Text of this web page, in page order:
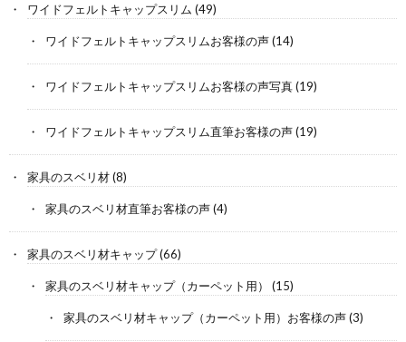
ワイドフェルトキャップスリム (49)
ワイドフェルトキャップスリムお客様の声(14)
ワイドフェルトキャップスリムお客様の声写真(19)
ワイドフェルトキャップスリム直筆お客様の声(19)
家具のスベリ材(8)
家具のスベリ材直筆お客様の声(4)
家具のスベリ材キャップ(66)
家具のスベリ材キャップ（カーペット用） (15)
家具のスベリ材キャップ（カーペット用）お客様の声(3)